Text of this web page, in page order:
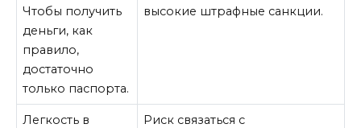
Чтобы получить
деньги, как
правило,
достаточно
только паспорта.
высокие штрафные санкции.
Легкость в
Риск связаться с